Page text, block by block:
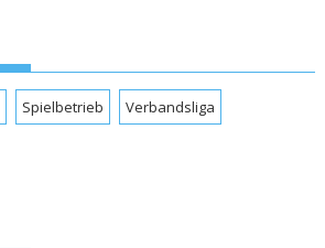
Spielbetrieb Verbandsliga